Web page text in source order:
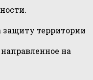
защиту территории
на